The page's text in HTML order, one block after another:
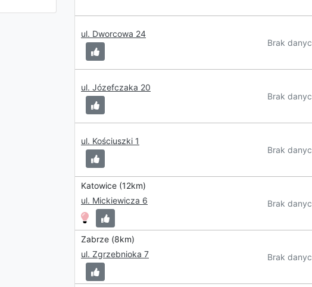
ul. Dworcowa 24
Brak
ul. Józefczaka 20
Brak
ul. Kościuszki 1
Brak
Katowice (12km)
ul. Mickiewicza 6
Brak
Zabrze (8km)
ul. Zgrzebnioka 7
Brak